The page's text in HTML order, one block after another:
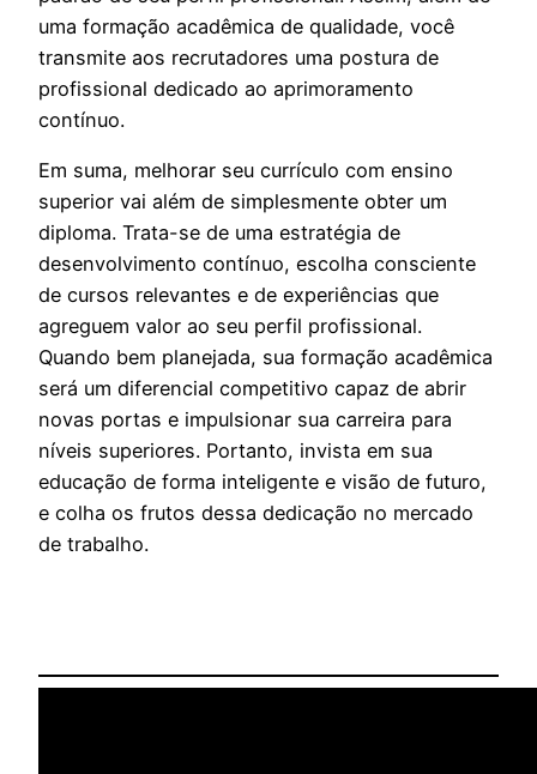
uma formação acadêmica de qualidade, você
transmite aos recrutadores uma postura de
profissional dedicado ao aprimoramento
contínuo.
Em suma, melhorar seu currículo com ensino
superior vai além de simplesmente obter um
diploma. Trata-se de uma estratégia de
desenvolvimento contínuo, escolha consciente
de cursos relevantes e de experiências que
agreguem valor ao seu perfil profissional.
Quando bem planejada, sua formação acadêmica
será um diferencial competitivo capaz de abrir
novas portas e impulsionar sua carreira para
níveis superiores. Portanto, invista em sua
educação de forma inteligente e visão de futuro,
e colha os frutos dessa dedicação no mercado
de trabalho.